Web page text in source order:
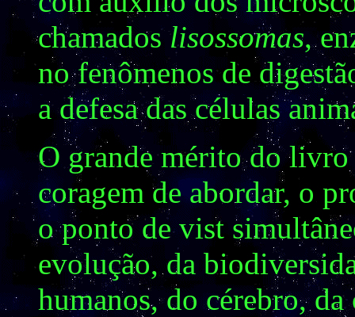
chamadoslisossomas,
no fenômenos de
a defesa das células
O grande mérito do
coragem de abordar, o
o ponto de vist
evolução, da
humanos, do cérebro,